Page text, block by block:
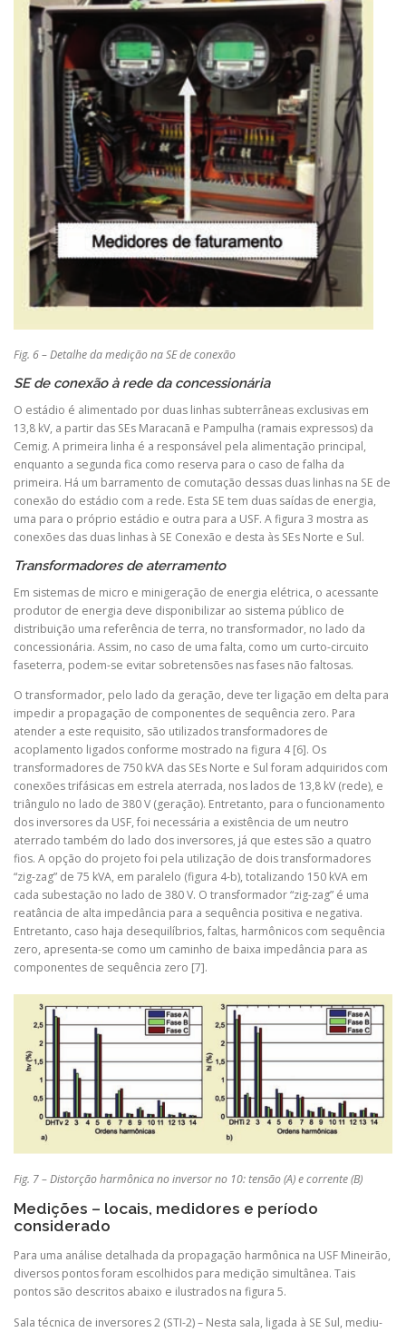
Fig. 6 – Detalhe da medição na SE de conexão
SE de conexão à rede da concessionária
O estádio é alimentado por duas linhas subterrâneas exclusivas em
13,8 kV, a partir das SEs Maracanã e Pampulha (ramais expressos) da
Cemig. A primeira linha é a responsável pela alimentação principal,
enquanto a segunda fica como reserva para o caso de falha da
primeira. Há um barramento de comutação dessas duas linhas na SE de
conexão do estádio com a rede. Esta SE tem duas saídas de energia,
uma para o próprio estádio e outra para a USF. A figura 3 mostra as
conexões das duas linhas à SE Conexão e desta às SEs Norte e Sul.
Transformadores de aterramento
Em sistemas de micro e minigeração de energia elétrica, o acessante
produtor de energia deve disponibilizar ao sistema público de
distribuição uma referência de terra, no transformador, no lado da
concessionária. Assim, no caso de uma falta, como um curto-circuito
faseterra, podem-se evitar sobretensões nas fases não faltosas.
O transformador, pelo lado da geração, deve ter ligação em delta para
impedir a propagação de componentes de sequência zero. Para
atender a este requisito, são utilizados transformadores de
acoplamento ligados conforme mostrado na figura 4 [6]. Os
transformadores de 750 kVA das SEs Norte e Sul foram adquiridos com
conexões trifásicas em estrela aterrada, nos lados de 13,8 kV (rede), e
triângulo no lado de 380 V (geração). Entretanto, para o funcionamento
dos inversores da USF, foi necessária a existência de um neutro
aterrado também do lado dos inversores, já que estes são a quatro
fios. A opção do projeto foi pela utilização de dois transformadores
“zig-zag” de 75 kVA, em paralelo (figura 4-b), totalizando 150 kVA em
cada subestação no lado de 380 V. O transformador “zig-zag” é uma
reatância de alta impedância para a sequência positiva e negativa.
Entretanto, caso haja desequilíbrios, faltas, harmônicos com sequência
zero, apresenta-se como um caminho de baixa impedância para as
componentes de sequência zero [7].
Fig. 7 – Distorção harmônica no inversor no 10: tensão (A) e corrente (B)
Medições – locais, medidores e período
considerado
Para uma análise detalhada da propagação harmônica na USF Mineirão,
diversos pontos foram escolhidos para medição simultânea. Tais
pontos são descritos abaixo e ilustrados na figura 5.
Sala técnica de inversores 2 (STI-2) – Nesta sala, ligada à SE Sul, mediu-